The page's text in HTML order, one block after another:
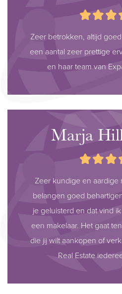
Zeer betrokken, altijd
een aantal zeer prettige
en haar team van
Marja
Zeer kundige en aardige
belangen goed
je geluisterd en dat vind
een makelaar. Het gaat
die jij wilt aankopen of
Real Estate